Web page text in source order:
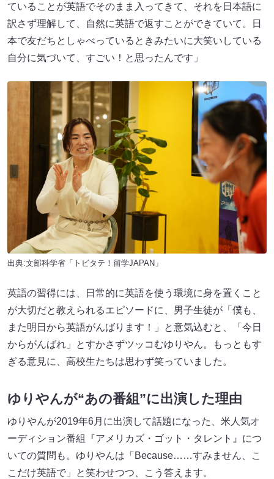
ていることが英語でそのまま入ってきて、それを日本語に
訳さず理解して、自然に英語で返すことができていて。日
本で友だちとしゃべっているときみたいに大笑いしている
自分に気づいて、すごい！と思ったんです」
出典:文部科学省「トビタテ！留学JAPAN」
英語の習得には、日常的に英語を使う環境に身を置くこと
が大切だと教えられるエピソードに、男子生徒が「僕も、
また明日から英語がんばります！」と意気込むと、「今日
からがんばれ」とすかさずツッコむゆりやん。もっともす
ぎる意見に、高校生たちは思わず笑っていました。
ゆりやんが“あの番組”に出演した理由
ゆりやんが2019年6月に出演して話題になった、米人気オ
ーディション番組『アメリカズ・ゴット・タレント』につ
いての質問も。ゆりやんは「Because……すみません、こ
こだけ英語で」と笑わせつつ、こう答えます。